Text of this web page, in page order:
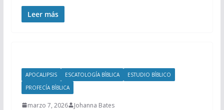
Leer más
APOCALIPSIS ESCATOLOGÍA BÍBLICA
ESTUDIO BÍBLICO
PROFECÍA BÍBLICA
marzo 7, 2026 Johanna Bates